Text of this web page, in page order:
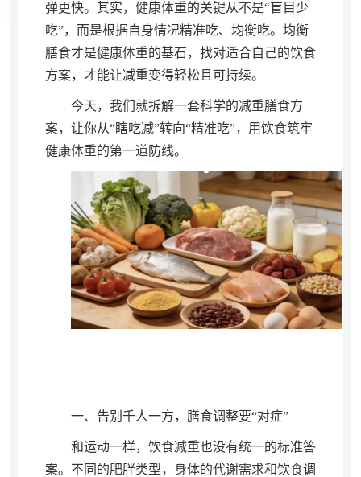
弹更快。 其实，健康体重的关键从不是“盲目少
吃”， 而是根据自身情况精准吃、均衡吃。均衡
膳食才是健康体重的基石， 找对适合自己的饮食
方案，才能让减重变得轻松且可持续。
今天， 我们就拆解一套科学的减重膳食方
案，让你从“瞎吃减”转向“精准吃”， 用饮食筑牢
健康体重的第一道防线。
一、告别千人一方， 膳食调整要“对症”
和运动一样， 饮食减重也没有统一的标准答
案。不同的肥胖类型， 身体的代谢需求和饮食调